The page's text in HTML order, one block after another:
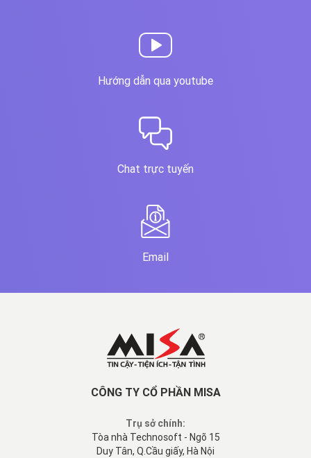
Hướng dẫn qua youtube
Chat trực tuyến
Email
CÔNG TY CỔ PHẦN MISA
Trụ sở chính:
Tòa nhà Technosoft - Ngõ 15
Duy Tân, Q.Cầu giấy, Hà Nội